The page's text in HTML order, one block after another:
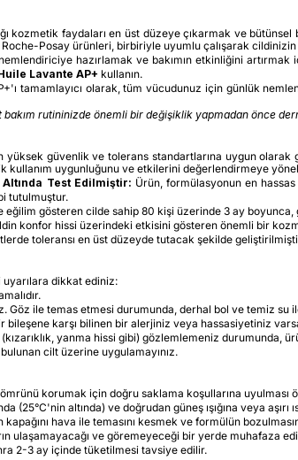
kozmetik faydaları en üst düzeye çıkarmak ve
Posay ürünleri, birbiriyle uyumlu çalışarak
hazırlamak ve bakımın etkinliğini
Lavante AP+ kullanın.
tamamlayıcı olarak, tüm vücudunuz için günlük
rutininizde önemli bir değişiklik yapmadan önce
güvenlik ve tolerans standartlarına uygun
kullanım uygunluğunu ve etkilerini değerlendirmeye
Test Edilmiştir: Ürün, formülasyonun en
tutulmuştur.
eğilim gösteren cilde sahip 80 kişi üzerinde 3 ay boyunca,
konfor hissi üzerindeki etkisini gösteren önemli bir
toleransı en üst düzeyde tutacak şekilde
uyarılara dikkat ediniz:
Göz ile temas etmesi durumunda, derhal bol ve temiz su
karşı bilinen bir alerjiniz veya hassasiyetiniz
yanma hissi gibi) gözlemlemeniz durumunda,
cilt üzerine uygulamayınız.
korumak için doğru saklama koşullarına uyulması
(25°C'nin altında) ve doğrudan güneş ışığına veya
hava ile temasını kesmek ve formülün
ulaşamayacağı ve göremeyeceği bir yerde muhafaza
2-3 ay içinde tüketilmesi tavsiye edilir.